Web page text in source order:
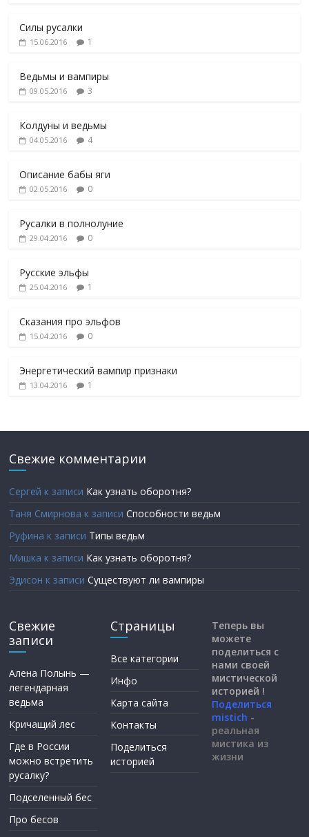
Силы русалки
15.06.2016 1
Ведьмы и вампиры
09.05.2016 3
Колдуны и ведьмы
04.05.2016 4
Описание бабы яги
02.05.2016 0
Русалки в полнолуние
29.04.2016 0
Русские эльфы
25.04.2016 1
Сказания про эльфов
15.04.2016 0
Энергетический вампир признаки
13.04.2016 1
Свежие комментарии
Сергей к записи Как узнать оборотня?
Таня Смирнова к записиСпособности ведьм
Руфина к записи Типы ведьм
Мишка к записи Как узнать оборотня?
Эдисон к записиСуществуют ли вампиры
Свежие
записи
Алена Полынь —
легендарная
ведьма
Кричащий лес
Где в России
можно встретить
русалку?
Подселенный бес
Про бесов
Страницы
Все категории
Инфо
Карта сайта
Контакты
Поделиться
историей
Теперь вы
можете
поделиться с
нами своей
мистической
историей !
Поделиться
mistich -
реальная
мистика из
жизни